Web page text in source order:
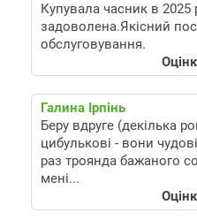
Купувала часник в 2025
задоволена.Якісний
обслуговування.
Галина Ірпінь
Беру вдруге (декілька
цибулькові - вони
раз троянда бажаного
мені...